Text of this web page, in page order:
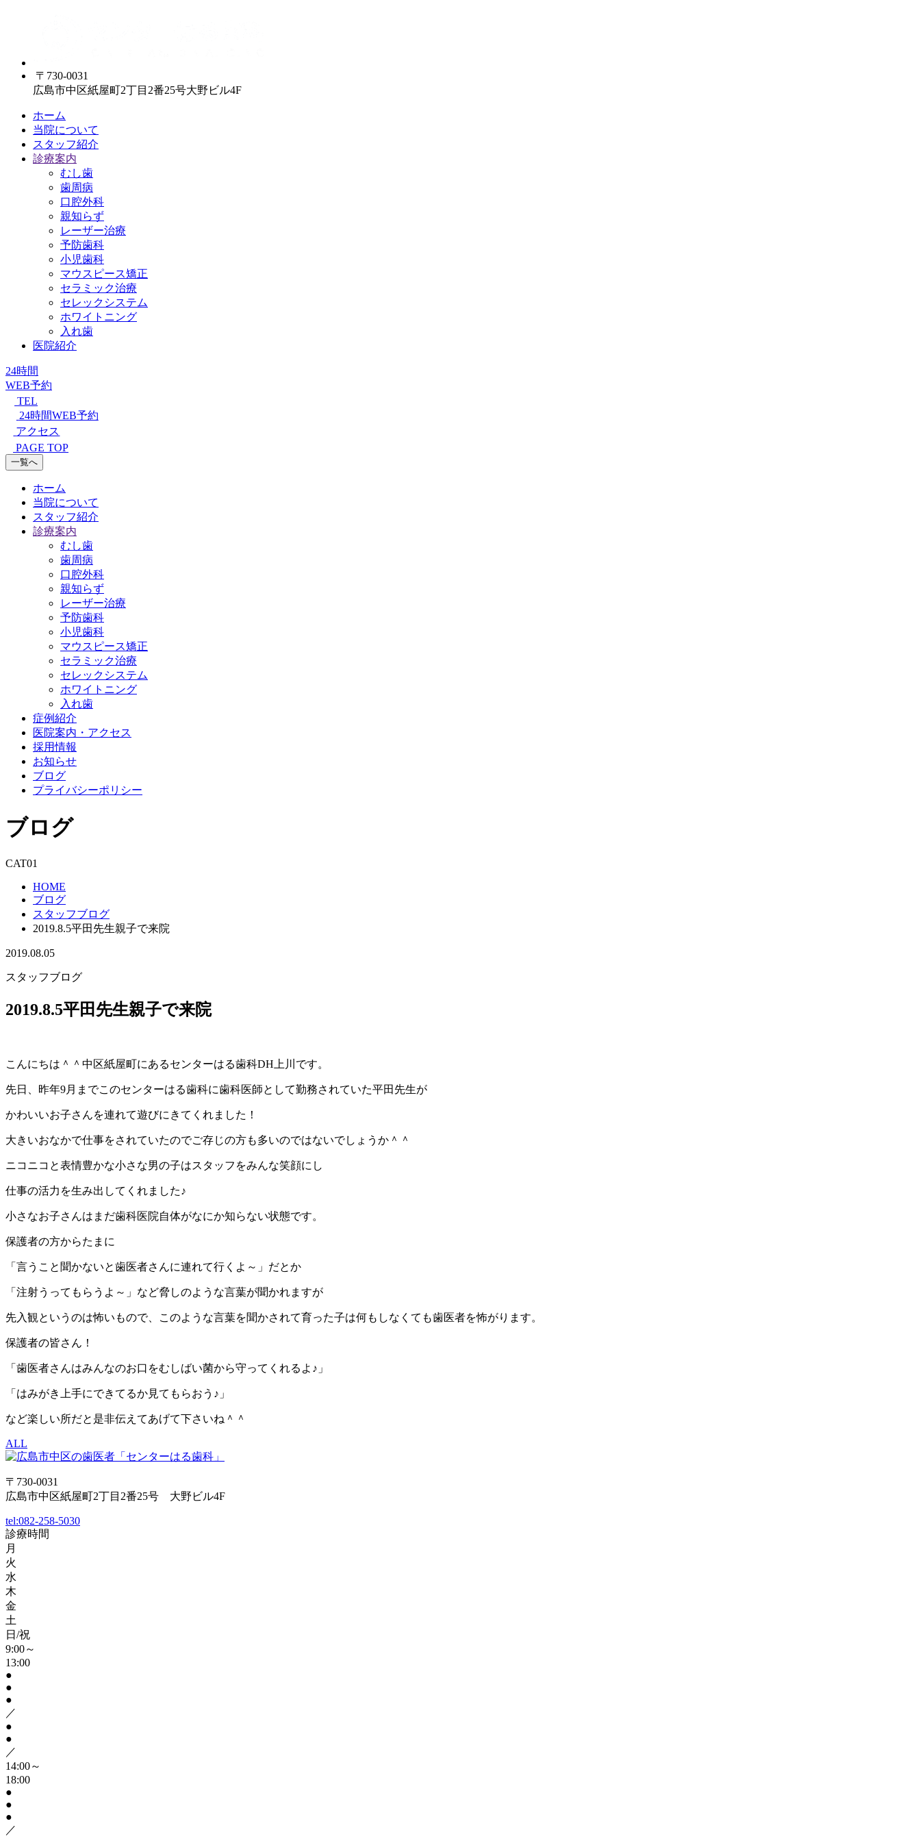
〒730-0031
広島市中区紙屋町2丁目2番25号大野ビル4F
ホーム
当院について
スタッフ紹介
診療案内
むし歯
歯周病
口腔外科
親知らず
レーザー治療
予防歯科
小児歯科
マウスピース矯正
セラミック治療
セレックシステム
ホワイトニング
入れ歯
医院紹介
24時間
WEB予約
TEL
24時間WEB予約
アクセス
PAGE TOP
一覧へ
ホーム
当院について
スタッフ紹介
診療案内
むし歯
歯周病
口腔外科
親知らず
レーザー治療
予防歯科
小児歯科
マウスピース矯正
セラミック治療
セレックシステム
ホワイトニング
入れ歯
症例紹介
医院案内・アクセス
採用情報
お知らせ
ブログ
プライバシーポリシー
ブログ
CAT01
HOME
ブログ
スタッフブログ
2019.8.5平田先生親子で来院
2019.08.05
スタッフブログ
2019.8.5平田先生親子で来院
こんにちは＾＾中区紙屋町にあるセンターはる歯科DH上川です。
先日、昨年9月までこのセンターはる歯科に歯科医師として勤務されていた平田先生が
かわいいお子さんを連れて遊びにきてくれました！
大きいおなかで仕事をされていたのでご存じの方も多いのではないでしょうか＾＾
ニコニコと表情豊かな小さな男の子はスタッフをみんな笑顔にし
仕事の活力を生み出してくれました♪
小さなお子さんはまだ歯科医院自体がなにか知らない状態です。
保護者の方からたまに
「言うこと聞かないと歯医者さんに連れて行くよ～」だとか
「注射うってもらうよ～」など脅しのような言葉が聞かれますが
先入観というのは怖いもので、このような言葉を聞かされて育った子は何もしなくても歯医者を怖がります。
保護者の皆さん！
「歯医者さんはみんなのお口をむしばい菌から守ってくれるよ♪」
「はみがき上手にできてるか見てもらおう♪」
など楽しい所だと是非伝えてあげて下さいね＾＾
ALL
〒730-0031
広島市中区紙屋町2丁目2番25号 大野ビル4F
tel:082-258-5030
診療時間
月
火
水
木
金
土
日/祝
9:00～
13:00
●
●
●
／
●
●
／
14:00～
18:00
●
●
●
／